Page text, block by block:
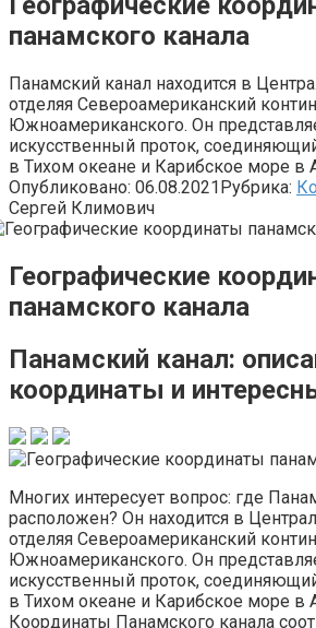
панамского канала
Панамский канал находится в
отделяя Североамериканский
Южноамериканского. Он
искусственный проток,
в Тихом океане и Карибское море в
Опубликовано: 06.08.2021Рубрика:
Сергей Климович
Географические
панамского канала
Панамский канал:
координаты и
Многих интересует вопрос: где
расположен? Он находится в
отделяя Североамериканский
Южноамериканского. Он
искусственный проток,
в Тихом океане и Карибское море в
Координаты Панамского канала